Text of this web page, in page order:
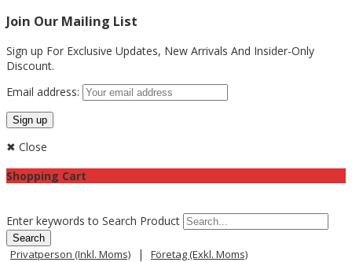
Join Our Mailing List
Sign up For Exclusive Updates, New Arrivals And Insider-Only
Discount.
Email address:
✖ Close
Shopping Cart
Enter keywords to Search Product
Privatperson (inkl. Moms) | Företag (exkl. Moms)